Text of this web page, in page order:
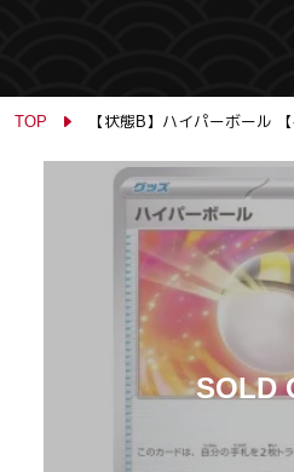
TOP 【状態B】ハイパーボール